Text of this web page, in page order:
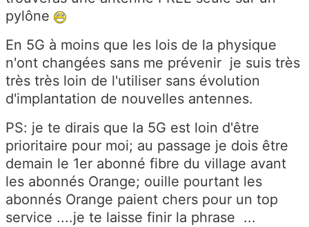
pylône
En 5G à moins que les lois de la physique
n'ont changées sans me prévenir je suis très
très très loin de l'utiliser sans évolution
d'implantation de nouvelles antennes.
PS: je te dirais que la 5G est loin d'être
prioritaire pour moi; au passage je dois être
demain le 1er abonné fibre du village avant
les abonnés Orange; ouille pourtant les
abonnés Orange paient chers pour un top
service ....je te laisse finir la phrase ...